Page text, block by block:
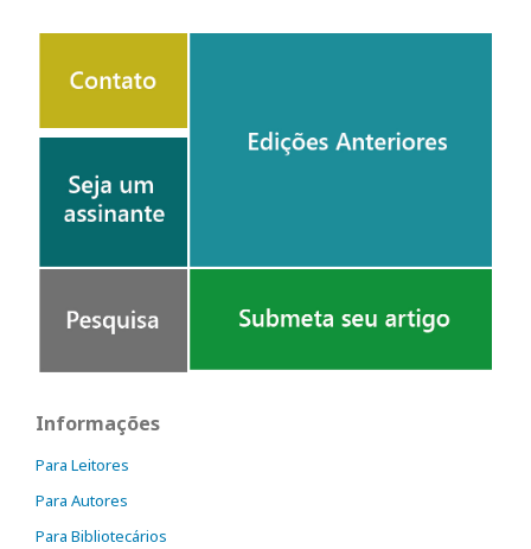
Informações
Para Leitores
Para Autores
Para Bibliotecários